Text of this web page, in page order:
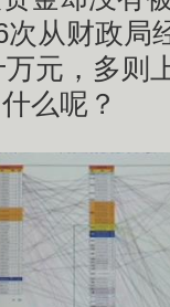
从财政局
元，多则
么呢？